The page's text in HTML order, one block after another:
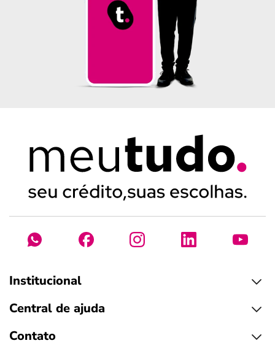
Institucional
Central de ajuda
Contato